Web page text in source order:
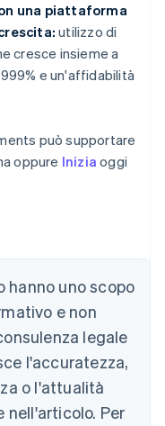
una piattaforma
utilizzo di
cresce insieme a
e un'affidabilità
può supportare
oppure Inizia oggi
uno scopo
e non
legale
l'accuratezza,
o l'attualità
nell'articolo. Per